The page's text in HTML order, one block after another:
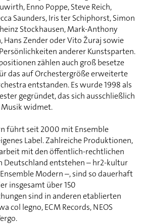
Enno Poppe, Steve Reich,
Saunders, Iris ter Schiphorst, Simon
Stockhausen, Mark-Anthony
Hans Zender oder Vito Žuraj sowie
anderer Kunstsparten.
zählen auch groß besetze
das auf Orchestergröße erweiterte
entstanden. Es wurde 1998 als
gegründet, das sich ausschließlich
Musik widmet.
führt seit 2000 mit Ensemble
Label. Zahlreiche Produktionen,
mit den öffentlich-rechtlichen
Deutschland entstehen – hr2-kultur
Modern –, sind so dauerhaft
insgesamt über 150
sind in anderen etablierten
col legno, ECM Records, NEOS